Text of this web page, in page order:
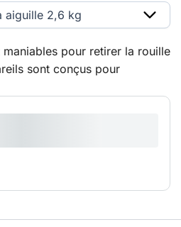
pour retirer la rouille
sont conçus pour
? Louez notre compresseur
aiguille 2,6 kg